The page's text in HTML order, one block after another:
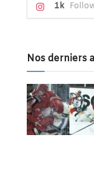
1k
Nos derniers